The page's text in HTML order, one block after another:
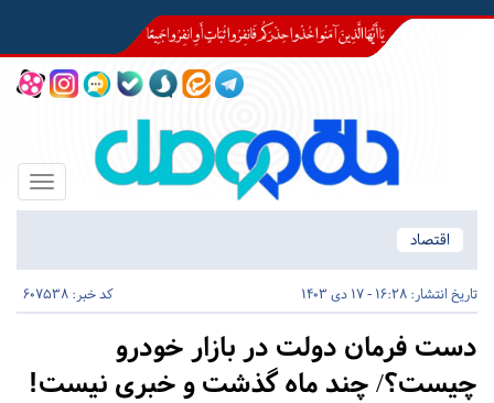
Toggle
اقتصاد
تاریخ انتشار: 16:28 - 17 دی 1403 کد خبر: 607538
دست فرمان دولت در بازار خودرو
چیست؟/ چند ماه گذشت و خبری نیست!